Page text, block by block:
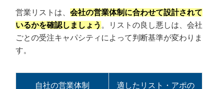
営業リストは、 会社の営業体制に合わせて設計されて
いるかを確認しましょう 。リストの良し悪しは、会社
ごとの受注キャパシティによって判断基準が変わりま
す。
自社の営業体制
適したリスト・アポの